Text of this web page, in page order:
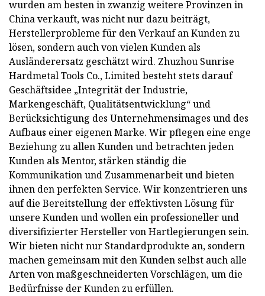
wurden am besten in zwanzig weitere Provinzen in
China verkauft, was nicht nur dazu beiträgt,
Herstellerprobleme für den Verkauf an Kunden zu
lösen, sondern auch von vielen Kunden als
Ausländerersatz geschätzt wird. Zhuzhou Sunrise
Hardmetal Tools Co., Limited besteht stets darauf
Geschäftsidee „Integrität der Industrie,
Markengeschäft, Qualitätsentwicklung“ und
Berücksichtigung des Unternehmensimages und des
Aufbaus einer eigenen Marke. Wir pflegen eine enge
Beziehung zu allen Kunden und betrachten jeden
Kunden als Mentor, stärken ständig die
Kommunikation und Zusammenarbeit und bieten
ihnen den perfekten Service. Wir konzentrieren uns
auf die Bereitstellung der effektivsten Lösung für
unsere Kunden und wollen ein professioneller und
diversifizierter Hersteller von Hartlegierungen sein.
Wir bieten nicht nur Standardprodukte an, sondern
machen gemeinsam mit den Kunden selbst auch alle
Arten von maßgeschneiderten Vorschlägen, um die
Bedürfnisse der Kunden zu erfüllen.